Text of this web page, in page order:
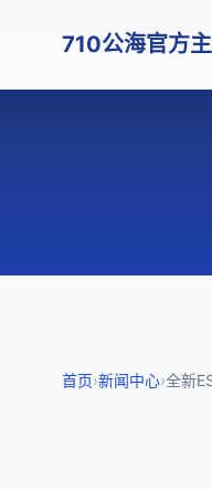
710公海官方
首页›新闻中心›全新